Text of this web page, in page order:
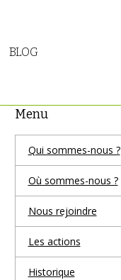
BLOG
Menu
Qui sommes-nous ?
Où sommes-nous ?
Nous rejoindre
Les actions
Historique